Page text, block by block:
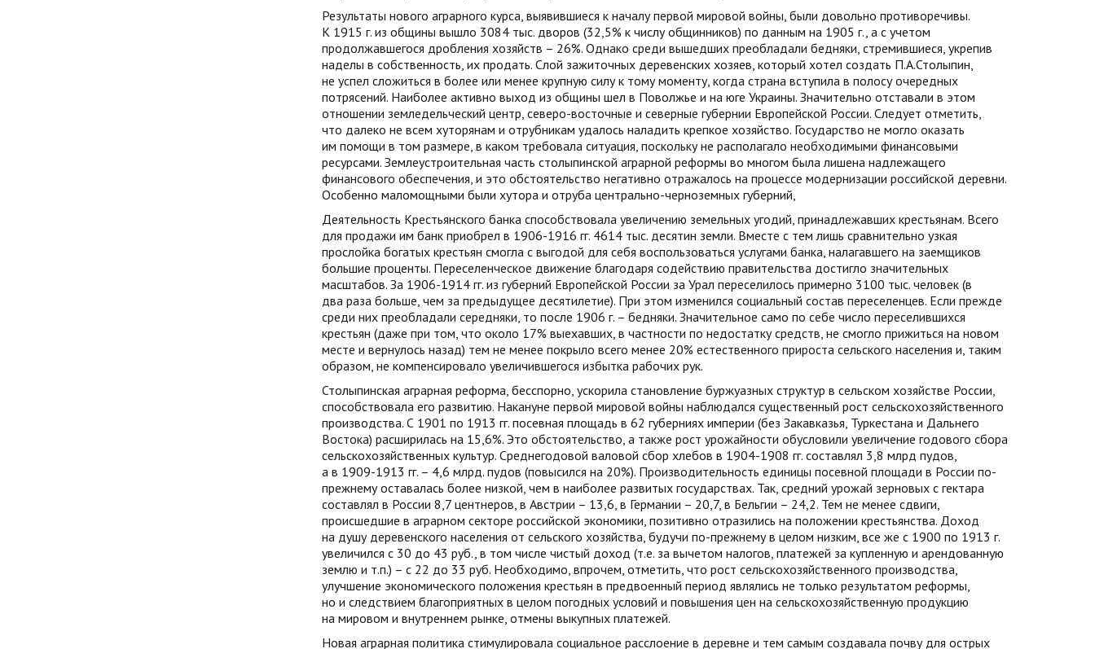
Результаты нового аграрного курса, выявившиеся к началу первой мировой войны, были довольно противоречивы.
К 1915 г. из общины вышло 3084 тыс. дворов (32,5% к числу общинников) по данным на 1905 г., а с учетом
продолжавшегося дробления хозяйств – 26%. Однако среди вышедших преобладали бедняки, стремившиеся, укрепив
наделы в собственность, их продать. Слой зажиточных деревенских хозяев, который хотел создать П.А.Столыпин,
не успел сложиться в более или менее крупную силу к тому моменту, когда страна вступила в полосу очередных
потрясений. Наиболее активно выход из общины шел в Поволжье и на юге Украины. Значительно отставали в этом
отношении земледельческий центр, северо-восточные и северные губернии Европейской России. Следует отметить,
что далеко не всем хуторянам и отрубникам удалось наладить крепкое хозяйство. Государство не могло оказать
им помощи в том размере, в каком требовала ситуация, поскольку не располагало необходимыми финансовыми
ресурсами. Землеустроительная часть столыпинской аграрной реформы во многом была лишена надлежащего
финансового обеспечения, и это обстоятельство негативно отражалось на процессе модернизации российской деревни.
Особенно маломощными были хутора и отруба центрально-черноземных губерний,
Деятельность Крестьянского банка способствовала увеличению земельных угодий, принадлежавших крестьянам. Всего
для продажи им банк приобрел в 1906-1916 гг. 4614 тыс. десятин земли. Вместе с тем лишь сравнительно узкая
прослойка богатых крестьян смогла с выгодой для себя воспользоваться услугами банка, налагавшего на заемщиков
большие проценты. Переселенческое движение благодаря содействию правительства достигло значительных
масштабов. За 1906-1914 гг. из губерний Европейской России за Урал переселилось примерно 3100 тыс. человек (в
два раза больше, чем за предыдущее десятилетие). При этом изменился социальный состав переселенцев. Если прежде
среди них преобладали середняки, то после 1906 г. – бедняки. Значительное само по себе число переселившихся
крестьян (даже при том, что около 17% выехавших, в частности по недостатку средств, не смогло прижиться на новом
месте и вернулось назад) тем не менее покрыло всего менее 20% естественного прироста сельского населения и, таким
образом, не компенсировало увеличившегося избытка рабочих рук.
Столыпинская аграрная реформа, бесспорно, ускорила становление буржуазных структур в сельском хозяйстве России,
способствовала его развитию. Накануне первой мировой войны наблюдался существенный рост сельскохозяйственного
производства. С 1901 по 1913 гг. посевная площадь в 62 губерниях империи (без Закавказья, Туркестана и Дальнего
Востока) расширилась на 15,6%. Это обстоятельство, а также рост урожайности обусловили увеличение годового сбора
сельскохозяйственных культур. Среднегодовой валовой сбор хлебов в 1904-1908 гг. составлял 3,8 млрд пудов,
а в 1909-1913 гг. – 4,6 млрд. пудов (повысился на 20%). Производительность единицы посевной площади в России по-
прежнему оставалась более низкой, чем в наиболее развитых государствах. Так, средний урожай зерновых с гектара
составлял в России 8,7 центнеров, в Австрии – 13,6, в Германии – 20,7, в Бельгии – 24,2. Тем не менее сдвиги,
происшедшие в аграрном секторе российской экономики, позитивно отразились на положении крестьянства. Доход
на душу деревенского населения от сельского хозяйства, будучи по-прежнему в целом низким, все же с 1900 по 1913 г.
увеличился с 30 до 43 руб., в том числе чистый доход (т.е. за вычетом налогов, платежей за купленную и арендованную
землю и т.п.) – с 22 до 33 руб. Необходимо, впрочем, отметить, что рост сельскохозяйственного производства,
улучшение экономического положения крестьян в предвоенный период являлись не только результатом реформы,
но и следствием благоприятных в целом погодных условий и повышения цен на сельскохозяйственную продукцию
на мировом и внутреннем рынке, отмены выкупных платежей.
Новая аграрная политика стимулировала социальное расслоение в деревне и тем самым создавала почву для острых